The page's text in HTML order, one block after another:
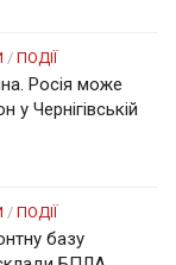
/ ПОДІЇ
Росія може
Чернігівській
/ ПОДІЇ
базу